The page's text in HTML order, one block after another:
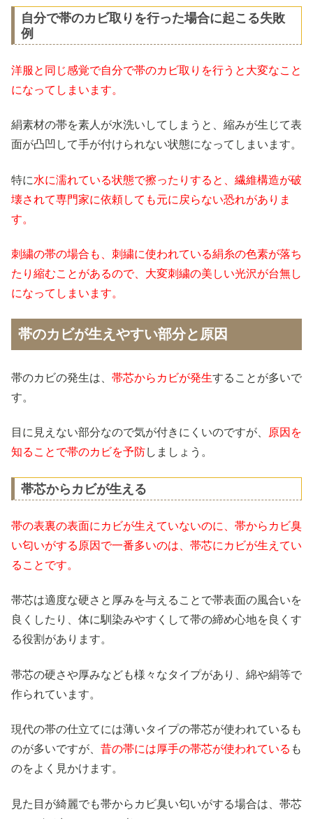
自分で帯のカビ取りを行った場合に起こる失敗
例
洋服と同じ感覚で自分で帯のカビ取りを行うと大変なこと
になってしまいます。
絹素材の帯を素人が水洗いしてしまうと、縮みが生じて表
面が凸凹して手が付けられない状態になってしまいます。
特に水に濡れている状態で擦ったりすると、繊維構造が破
壊されて専門家に依頼しても元に戻らない恐れがありま
す。
刺繍の帯の場合も、刺繍に使われている絹糸の色素が落ち
たり縮むことがあるので、大変刺繍の美しい光沢が台無し
になってしまいます。
帯のカビが生えやすい部分と原因
帯のカビの発生は、 帯芯からカビが発生することが多いで
す。
目に見えない部分なので気が付きにくいのですが、
原因を
知ることで帯のカビを予防しましょう。
帯芯からカビが生える
帯の表裏の表面にカビが生えていないのに、帯からカビ臭
い匂いがする原因で一番多いのは、帯芯にカビが生えてい
ることです。
帯芯は適度な硬さと厚みを与えることで帯表面の風合いを
良くしたり、体に馴染みやすくして帯の締め心地を良くす
る役割があります。
帯芯の硬さや厚みなども様々なタイプがあり、綿や絹等で
作られています。
現代の帯の仕立てには薄いタイプの帯芯が使われているも
のが多いですが、 昔の帯には厚手の帯芯が使われている も
のをよく見かけます。
見た目が綺麗でも帯からカビ臭い匂いがする場合は、帯芯